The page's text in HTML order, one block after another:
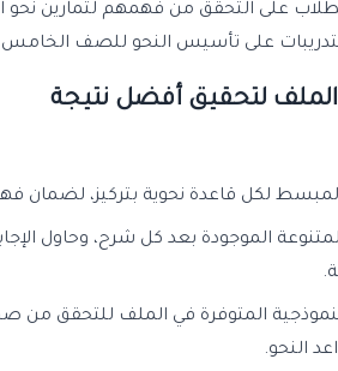
على التحقق من فهمهم لتمارين
على تأسيس النحو للصف الخامس
لتحقيق أفضل نتيجة
المبسط لكل قاعدة نحوية بتركيز، لضمان
الموجودة بعد كل شرح، وحاول
المتوفرة في الملف للتحقق من
النحو.